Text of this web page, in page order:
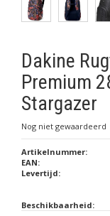
Dakine
Premium
Stargazer
Nog niet gewaardeerd
Artikelnummer:
EAN:
Levertijd:
Beschikbaarheid: